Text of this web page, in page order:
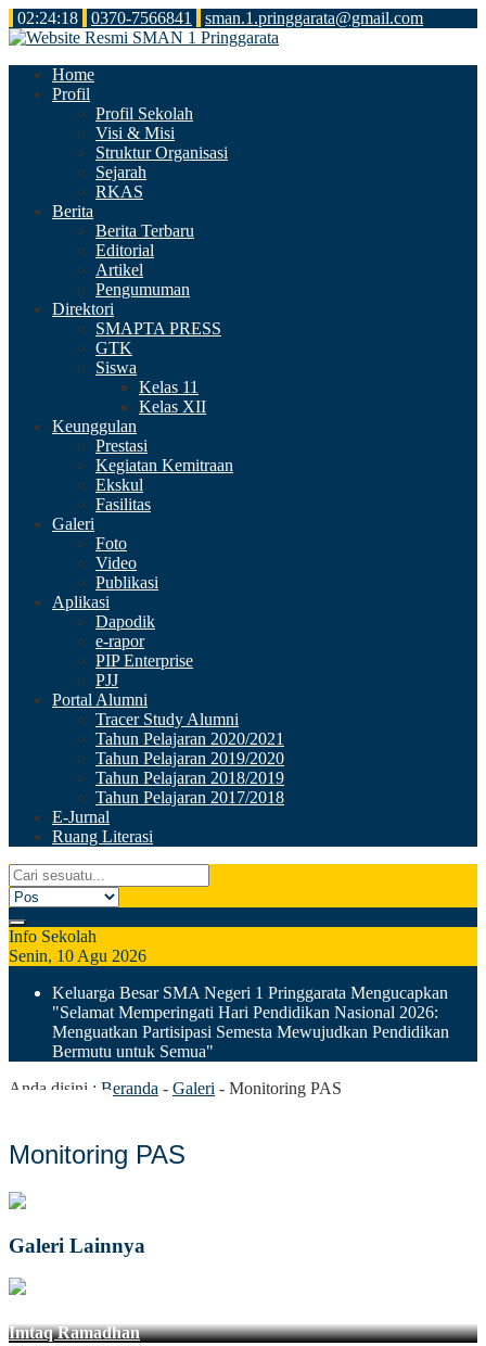
02:24:18 0370-7566841 sman.1.pringgarata@gmail.com
Home
Profil
Profil Sekolah
Visi & Misi
Struktur Organisasi
Sejarah
RKAS
Berita
Berita Terbaru
Editorial
Artikel
Pengumuman
Direktori
SMAPTA PRESS
GTK
Siswa
Kelas 11
Kelas XII
Keunggulan
Prestasi
Kegiatan Kemitraan
Ekskul
Fasilitas
Galeri
Foto
Video
Publikasi
Aplikasi
Dapodik
e-rapor
PIP Enterprise
PJJ
Portal Alumni
Tracer Study Alumni
Tahun Pelajaran 2020/2021
Tahun Pelajaran 2019/2020
Tahun Pelajaran 2018/2019
Tahun Pelajaran 2017/2018
E-Jurnal
Ruang Literasi
Info Sekolah
Senin, 10 Agu 2026
Keluarga Besar SMA Negeri 1 Pringgarata Mengucapkan
"Selamat Memperingati Hari Pendidikan Nasional 2026:
Menguatkan Partisipasi Semesta Mewujudkan Pendidikan
Bermutu untuk Semua"
Anda disini : Beranda - Galeri - Monitoring PAS
Monitoring PAS
Galeri Lainnya
Imtaq Ramadhan